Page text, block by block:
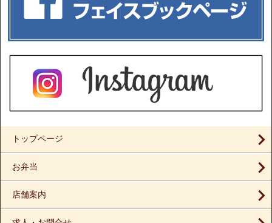
トップページ
お弁当
店舗案内